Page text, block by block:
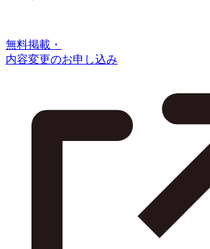
無料掲載・
内容変更のお申し込み